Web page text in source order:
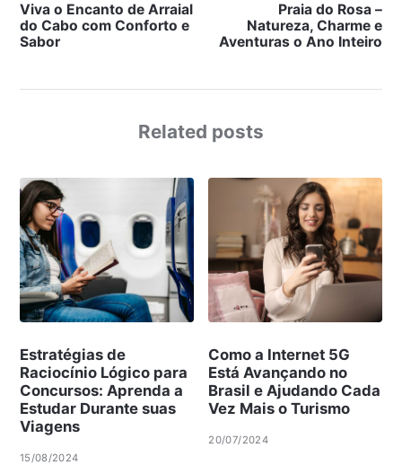
Viva o Encanto de Arraial
do Cabo com Conforto e
Sabor
Praia do Rosa –
Natureza, Charme e
Aventuras o Ano Inteiro
Related posts
Estratégias de
Raciocínio Lógico para
Concursos: Aprenda a
Estudar Durante suas
Viagens
15/08/2024
Como a Internet 5G
Está Avançando no
Brasil e Ajudando Cada
Vez Mais o Turismo
20/07/2024